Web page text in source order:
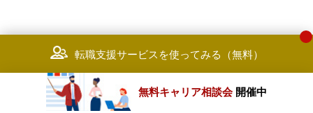
転職支援サービスを使ってみる（無料）
無料キャリア相談会 開催中